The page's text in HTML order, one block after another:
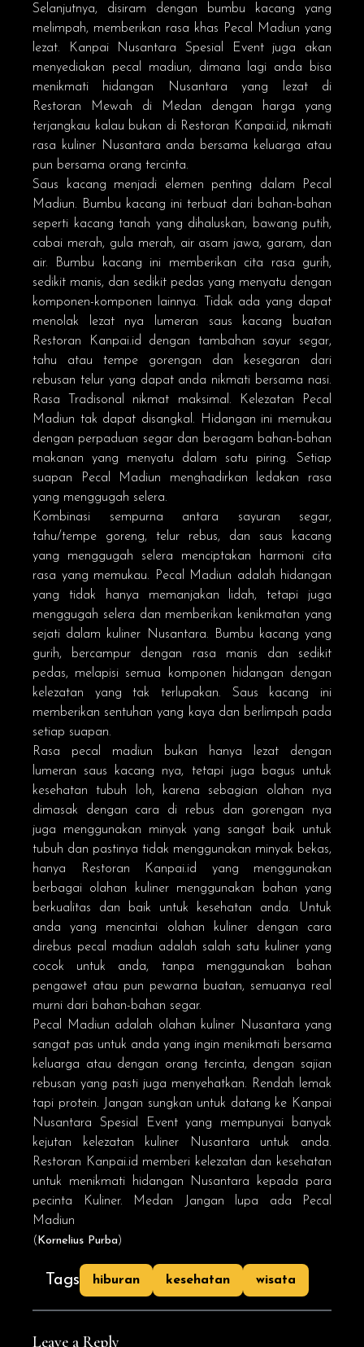
Selanjutnya, disiram dengan bumbu kacang yang
melimpah, memberikan rasa khas Pecal Madiun yang
lezat. Kanpai Nusantara Spesial Event juga akan
menyediakan pecal madiun, dimana lagi anda bisa
menikmati hidangan Nusantara yang lezat di
Restoran Mewah di Medan dengan harga yang
terjangkau kalau bukan di Restoran Kanpai.id, nikmati
rasa kuliner Nusantara anda bersama keluarga atau
pun bersama orang tercinta.
Saus kacang menjadi elemen penting dalam Pecal
Madiun. Bumbu kacang ini terbuat dari bahan-bahan
seperti kacang tanah yang dihaluskan, bawang putih,
cabai merah, gula merah, air asam jawa, garam, dan
air. Bumbu kacang ini memberikan cita rasa gurih,
sedikit manis, dan sedikit pedas yang menyatu dengan
komponen-komponen lainnya. Tidak ada yang dapat
menolak lezat nya lumeran saus kacang buatan
Restoran Kanpai.id dengan tambahan sayur segar,
tahu atau tempe gorengan dan kesegaran dari
rebusan telur yang dapat anda nikmati bersama nasi.
Rasa Tradisonal nikmat maksimal. Kelezatan Pecal
Madiun tak dapat disangkal. Hidangan ini memukau
dengan perpaduan segar dan beragam bahan-bahan
makanan yang menyatu dalam satu piring. Setiap
suapan Pecal Madiun menghadirkan ledakan rasa
yang menggugah selera.
Kombinasi sempurna antara sayuran segar,
tahu/tempe goreng, telur rebus, dan saus kacang
yang menggugah selera menciptakan harmoni cita
rasa yang memukau. Pecal Madiun adalah hidangan
yang tidak hanya memanjakan lidah, tetapi juga
menggugah selera dan memberikan kenikmatan yang
sejati dalam kuliner Nusantara. Bumbu kacang yang
gurih, bercampur dengan rasa manis dan sedikit
pedas, melapisi semua komponen hidangan dengan
kelezatan yang tak terlupakan. Saus kacang ini
memberikan sentuhan yang kaya dan berlimpah pada
setiap suapan.
Rasa pecal madiun bukan hanya lezat dengan
lumeran saus kacang nya, tetapi juga bagus untuk
kesehatan tubuh loh, karena sebagian olahan nya
dimasak dengan cara di rebus dan gorengan nya
juga menggunakan minyak yang sangat baik untuk
tubuh dan pastinya tidak menggunakan minyak bekas,
hanya
Restoran Kanpai.id yang menggunakan
berbagai olahan kuliner menggunakan bahan yang
berkualitas dan baik untuk kesehatan anda. Untuk
anda yang mencintai olahan kuliner dengan cara
direbus pecal madiun adalah salah satu kuliner yang
cocok untuk anda, tanpa menggunakan bahan
pengawet atau pun pewarna buatan, semuanya real
murni dari bahan-bahan segar.
Pecal Madiun adalah olahan kuliner Nusantara yang
sangat pas untuk anda yang ingin menikmati bersama
keluarga atau dengan orang tercinta, dengan sajian
rebusan yang pasti juga menyehatkan. Rendah lemak
tapi protein. Jangan sungkan untuk datang ke Kanpai
Nusantara Spesial Event yang mempunyai banyak
kejutan kelezatan kuliner Nusantara untuk anda.
Restoran Kanpai.id memberi kelezatan dan kesehatan
untuk menikmati hidangan Nusantara kepada para
pecinta Kuliner. Medan Jangan lupa ada Pecal
Madiun
(Kornelius Purba)
Tags hiburan kesehatan wisata
Leave a Reply